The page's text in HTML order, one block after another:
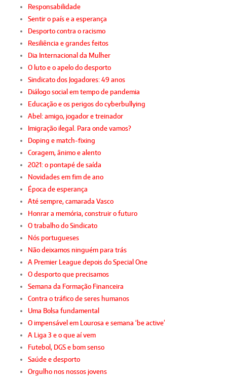
Responsabilidade
Sentir o país e a esperança
Desporto contra o racismo
Resiliência e grandes feitos
Dia Internacional da Mulher
O luto e o apelo do desporto
Sindicato dos Jogadores: 49 anos
Diálogo social em tempo de pandemia
Educação e os perigos do cyberbullying
Abel: amigo, jogador e treinador
Imigração ilegal. Para onde vamos?
Doping e match-fixing
Coragem, ânimo e alento
2021: o pontapé de saída
Novidades em fim de ano
Época de esperança
Até sempre, camarada Vasco
Honrar a memória, construir o futuro
O trabalho do Sindicato
Nós portugueses
Não deixamos ninguém para trás
A Premier League depois do Special One
O desporto que precisamos
Semana da Formação Financeira
Contra o tráfico de seres humanos
Uma Bolsa fundamental
O impensável em Lourosa e semana ‘be active’
A Liga 3 e o que aí vem
Futebol, DGS e bom senso
Saúde e desporto
Orgulho nos nossos jovens